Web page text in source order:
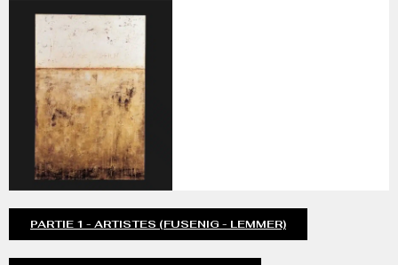
PARTIE 1 - ARTISTES (FUSENIG - LEMMER)